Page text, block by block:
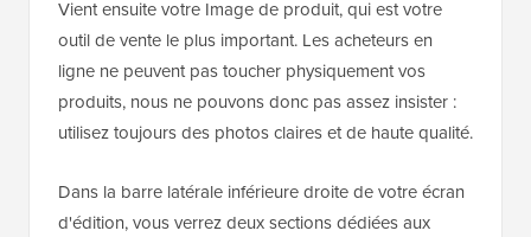
Vient ensuite votre Image de produit, qui est votre
outil de vente le plus important. Les acheteurs en
ligne ne peuvent pas toucher physiquement vos
produits, nous ne pouvons donc pas assez insister :
utilisez toujours des photos claires et de haute qualité.
Dans la barre latérale inférieure droite de votre écran
d'édition, vous verrez deux sections dédiées aux